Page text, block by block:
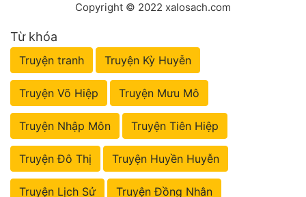
Copyright © 2022 xalosach.com
Từ khóa
Truyện tranh Truyện Kỳ Huyễn
Truyện Võ Hiệp Truyện Mưu Mô
Truyện Nhập Môn Truyện Tiên Hiệp
Truyện Đô Thị Truyện Huyền Huyễn
Truyện Lịch Sử Truyện Đồng Nhân